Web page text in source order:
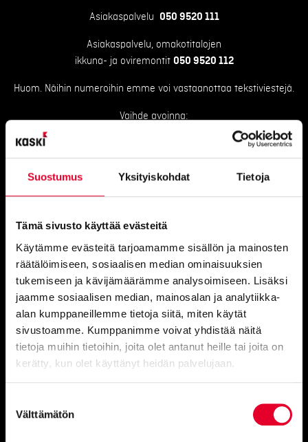
Suostumus Yksityiskohdat Tietoja
Tämä sivusto käyttää evästeitä
Käytämme evästeitä tarjoamamme sisällön ja mainosten
räätälöimiseen, sosiaalisen median ominaisuuksien
tukemiseen ja kävijämäärämme analysoimiseen. Lisäksi
jaamme sosiaalisen median, mainosalan ja analytiikka-
alan kumppaneillemme tietoja siitä, miten käytät
sivustoamme. Kumppanimme voivat yhdistää näitä
tietoja muihin tietoihin, joita olet antanut heille tai joita on
kerätty, kun olet käyttänyt heidän palvelujaan.
valinta
Välttämätön
Asiakaspalvelu 050 9520 111
Asiakaspalvelu, omakotitalojen
ikkuna- ja oviremontit 050 9520 112
Huom. Näihin numeroihin emme voi vastaanottaa tekstiviestejä.
Vaihde avoinna:
Toimistot
Vantaa